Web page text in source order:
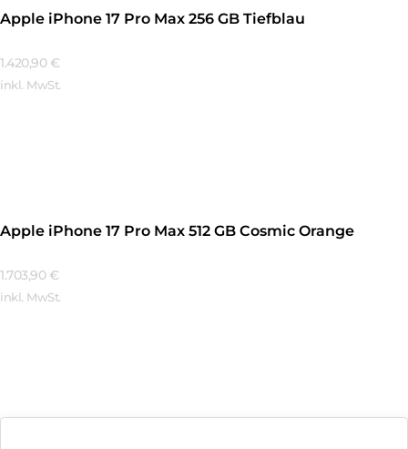
Apple iPhone 17 Pro Max 256 GB Tiefblau
1.420,90 €
inkl. MwSt.
Apple iPhone 17 Pro Max 512 GB Cosmic Orange
1.703,90 €
inkl. MwSt.